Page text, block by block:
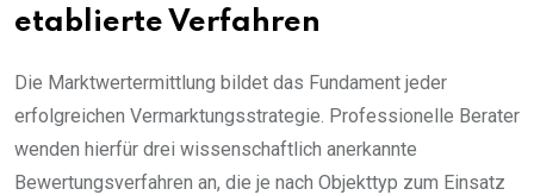
etablierte Verfahren
Die Marktwertermittlung bildet das Fundament jeder
erfolgreichen Vermarktungsstrategie. Professionelle Berater
wenden hierfür drei wissenschaftlich anerkannte
Bewertungsverfahren an, die je nach Objekttyp zum Einsatz